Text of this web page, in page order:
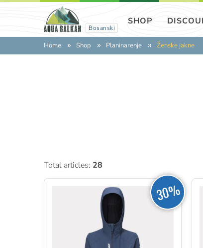
Bosanski
SHOP
Home Shop Planinarenje Ženske jakne
Total articles: 28
30%